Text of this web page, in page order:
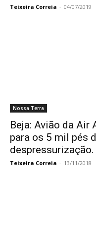
Teixeira Correia - 04/07/2019
Nossa Terra
Beja: Avião da Air
para os 5 mil pés
despressurização.
Teixeira Correia - 13/11/2018